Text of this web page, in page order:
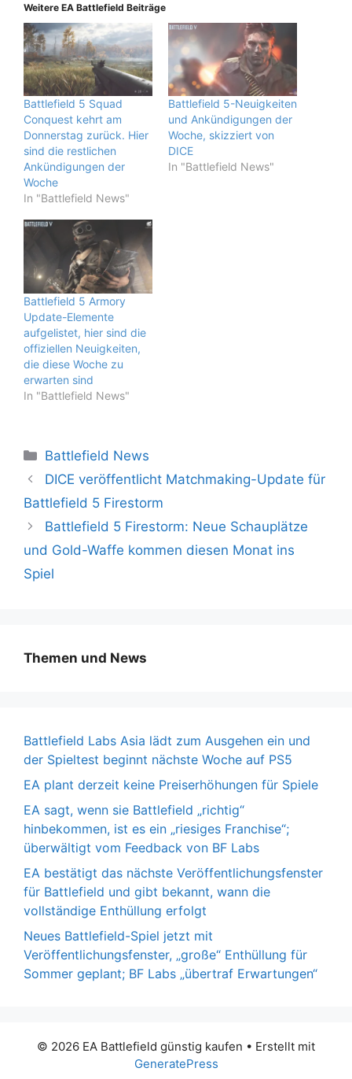
Weitere EA Battlefield Beiträge
Battlefield 5 Squad
Conquest kehrt am
Donnerstag zurück. Hier
sind die restlichen
Ankündigungen der
Woche
In "Battlefield News"
Battlefield 5-Neuigkeiten
und Ankündigungen der
Woche, skizziert von
DICE
In "Battlefield News"
Battlefield 5 Armory
Update-Elemente
aufgelistet, hier sind die
offiziellen Neuigkeiten,
die diese Woche zu
erwarten sind
In "Battlefield News"
Kategorien
Battlefield News
DICE veröffentlicht Matchmaking-Update für
Battlefield 5 Firestorm
Battlefield 5 Firestorm: Neue Schauplätze
und Gold-Waffe kommen diesen Monat ins
Spiel
Themen und News
Battlefield Labs Asia lädt zum Ausgehen ein und
der Spieltest beginnt nächste Woche auf PS5
EA plant derzeit keine Preiserhöhungen für Spiele
EA sagt, wenn sie Battlefield „richtig“
hinbekommen, ist es ein „riesiges Franchise“;
überwältigt vom Feedback von BF Labs
EA bestätigt das nächste Veröffentlichungsfenster
für Battlefield und gibt bekannt, wann die
vollständige Enthüllung erfolgt
Neues Battlefield-Spiel jetzt mit
Veröffentlichungsfenster, „große“ Enthüllung für
Sommer geplant; BF Labs „übertraf Erwartungen“
© 2026 EA Battlefield günstig kaufen • Erstellt mit
GeneratePress